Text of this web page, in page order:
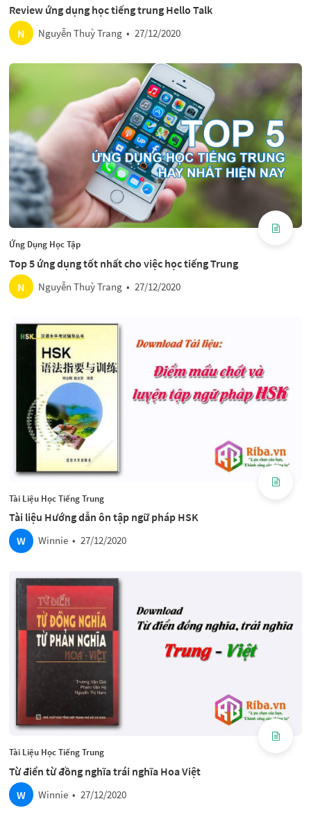
Review ứng dụng học tiếng trung Hello Talk
N
Nguyễn Thuỳ Trang • 27/12/2020
Ứng Dụng Học Tập
Top 5 ứng dụng tốt nhất cho việc học tiếng Trung
N
Nguyễn Thuỳ Trang • 27/12/2020
Tài Liệu Học Tiếng Trung
Tài liệu Hướng dẫn ôn tập ngữ pháp HSK
W
Winnie • 27/12/2020
Tài Liệu Học Tiếng Trung
Từ điển từ đồng nghĩa trái nghĩa Hoa Việt
W
Winnie • 27/12/2020